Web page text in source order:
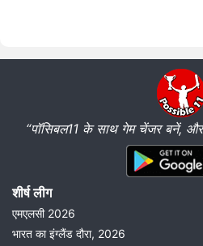
“पॉसिबल11 के साथ गेम चेंजर बनें, और
शीर्ष लीग
एमएलसी 2026
भारत का इंग्लैंड दौरा, 2026